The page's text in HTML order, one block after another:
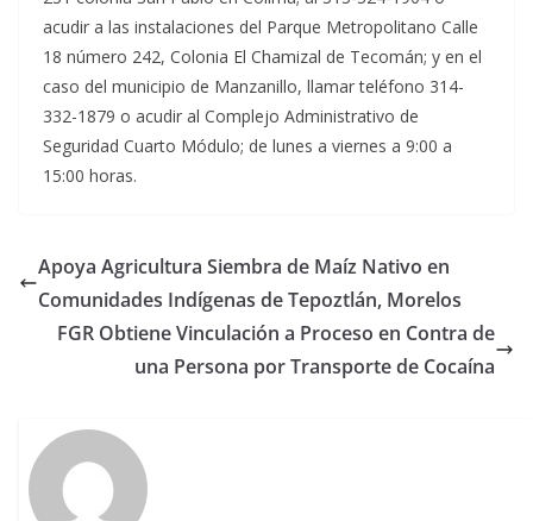
acudir a las instalaciones del Parque Metropolitano Calle
18 número 242, Colonia El Chamizal de Tecomán; y en el
caso del municipio de Manzanillo, llamar teléfono 314-
332-1879 o acudir al Complejo Administrativo de
Seguridad Cuarto Módulo; de lunes a viernes a 9:00 a
15:00 horas.
Apoya Agricultura Siembra de Maíz Nativo en
Comunidades Indígenas de Tepoztlán, Morelos
FGR Obtiene Vinculación a Proceso en Contra de
una Persona por Transporte de Cocaína